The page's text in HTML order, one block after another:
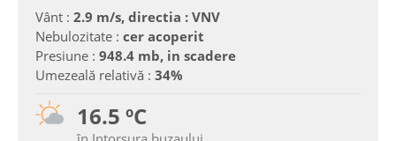
Vânt : 2.9 m/s, directia : VNV
Nebulozitate : cer acoperit
Presiune : 948.4 mb, in scadere
Umezeală relativă : 34%
16.5 ºC